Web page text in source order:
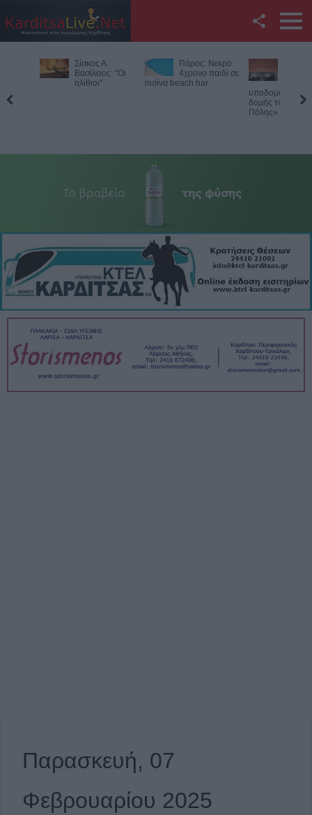
Twitter
RSS
Επικοινωνία με το
Σίσκος Α.
Βασίλειος: "Οι
ηλίθιοι"
Πάρος: Νεκρό
4χρονο παιδί σε
πισίνα beach bar
σύμβαση
υποδομών
δομής του
Πόλης»
Παρασκευή, 07
Φεβρουαρίου 2025